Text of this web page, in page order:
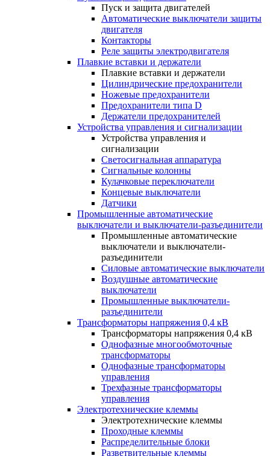
Пуск и защита двигателей
Автоматические выключатели защиты
двигателя
Контакторы
Реле защиты электродвигателя
Плавкие вставки и держатели
Плавкие вставки и держатели
Цилиндрические предохранители
Ножевые предохранители
Предохранители типа D
Держатели предохранителей
Устройства управления и сигнализации
Устройства управления и
сигнализации
Светосигнальная аппаратура
Сигнальные колонны
Кулачковые переключатели
Концевые выключатели
Датчики
Промышленные автоматические
выключатели и выключатели-разъединители
Промышленные автоматические
выключатели и выключатели-
разъединители
Силовые автоматические выключатели
Воздушные автоматические
выключатели
Промышленные выключатели-
разъединители
Трансформаторы напряжения 0,4 кВ
Трансформаторы напряжения 0,4 кВ
Однофазные многообмоточные
трансформаторы
Однофазные трансформаторы
управления
Трехфазные трансформаторы
управления
Электротехнические клеммы
Электротехнические клеммы
Проходные клеммы
Распределительные блоки
Разветвительные клеммы